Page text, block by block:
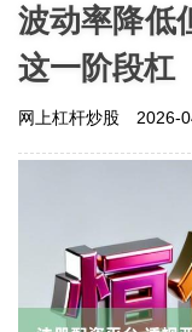
波动率降低
这一阶段杠
网上杠杆炒股 2026-